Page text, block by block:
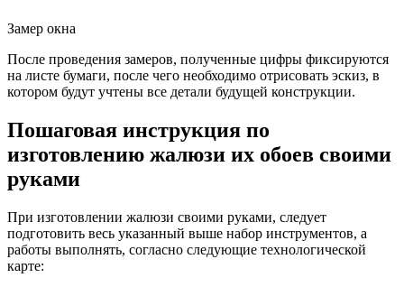
Замер окна
После проведения замеров, полученные цифры фиксируются
на листе бумаги, после чего необходимо отрисовать эскиз, в
котором будут учтены все детали будущей конструкции.
Пошаговая инструкция по
изготовлению жалюзи их обоев своими
руками
При изготовлении жалюзи своими руками, следует
подготовить весь указанный выше набор инструментов, а
работы выполнять, согласно следующие технологической
карте: